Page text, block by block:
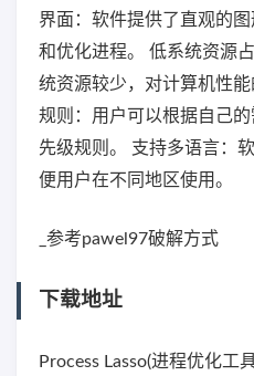
界面：软件提供了直观的
和优化进程。 低系统资源
统资源较少，对计算机性
规则：用户可以根据自己
先级规则。 支持多语言：
便用户在不同地区使用。
_参考pawel97破解方式
下载地址
Process Lasso(进程优化工